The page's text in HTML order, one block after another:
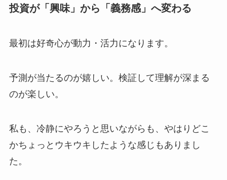
投資が「興味」から「義務感」へ変わる
最初は好奇心が動力・活力になります。
予測が当たるのが嬉しい。 検証して理解が深まる
のが楽しい。
私も、冷静にやろうと思いながらも、 やはりどこ
かちょっとウキウキしたような感じもありまし
た。